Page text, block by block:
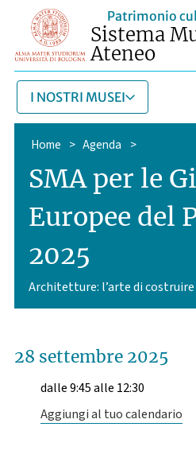
Patrimonio
Sistema
Ateneo
I NOSTRI MUSEI
Home > Agenda >
SMA per le
Europee del
2025
Architetture: l’arte di costruire
28 settembre 2025
dalle 9:45 alle 12:30
Aggiungi al tuo calendario